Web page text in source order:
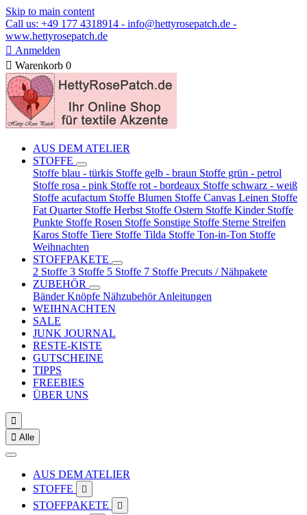
Skip to main content
Call us: +49 177 4318914 - info@hettyrosepatch.de -
www.hettyrosepatch.de
 Anmelden
 Warenkorb 0
AUS DEM ATELIER
STOFFE
Stoffe blau - türkis Stoffe gelb - braun Stoffe grün - petrol
Stoffe rosa - pink Stoffe rot - bordeaux Stoffe schwarz - weiß
Stoffe acufactum Stoffe Blumen Stoffe Canvas Leinen Stoffe
Fat Quarter Stoffe Herbst Stoffe Ostern Stoffe Kinder Stoffe
Punkte Stoffe Rosen Stoffe Sonstige Stoffe Sterne Streifen
Karos Stoffe Tiere Stoffe Tilda Stoffe Ton-in-Ton Stoffe
Weihnachten
STOFFPAKETE
2 Stoffe 3 Stoffe 5 Stoffe 7 Stoffe Precuts / Nähpakete
ZUBEHÖR
BänderKnöpfe NähzubehörAnleitungen
WEIHNACHTEN
SALE
JUNK JOURNAL
RESTE-KISTE
GUTSCHEINE
TIPPS
FREEBIES
ÜBER UNS

 Alle
AUS DEM ATELIER
STOFFE

STOFFPAKETE 